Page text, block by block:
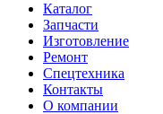
Каталог
Запчасти
Изготовление
Ремонт
Спецтехника
Контакты
О компании